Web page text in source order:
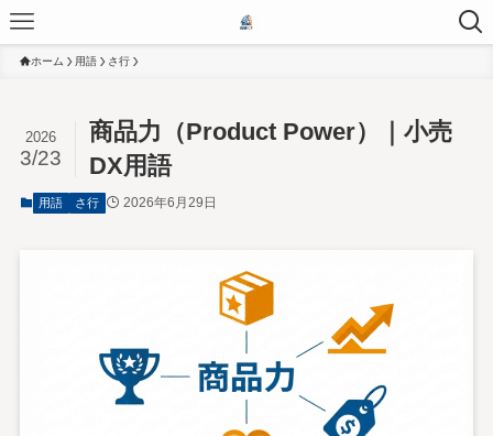
ホーム 用語 さ行
商品力（Product Power）｜小売
DX用語
2026
3/23
用語 さ行 2026年6月29日